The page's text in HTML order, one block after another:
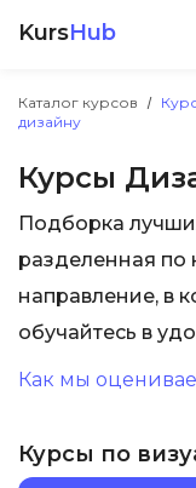
KursHub
Каталог курсов
дизайну
Курсы
Подборка
разделенная по
направление, в
обучайтесь в
Как мы
Курсы по
Дизайн
Аналитика